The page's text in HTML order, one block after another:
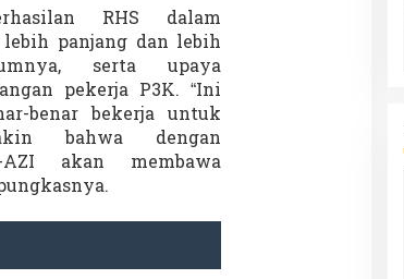
RHS dalam
panjang dan lebih
serta upaya
pekerja P3K. “Ini
benar bekerja untuk
bahwa dengan
akan membawa
2024